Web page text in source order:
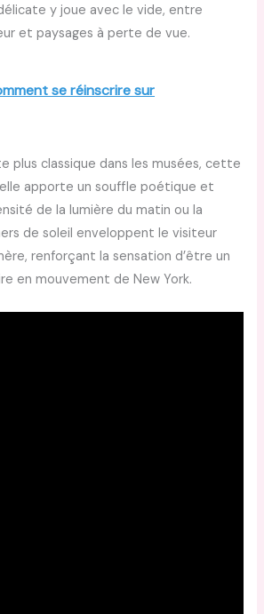
y joue avec le vide, entre
et paysages à perte de vue.
se réinscrire sur
plus classique dans les musées, cette
apporte un souffle poétique et
de la lumière du matin ou la
de soleil enveloppent le visiteur
renforçant la sensation d’être un
en mouvement de New York.